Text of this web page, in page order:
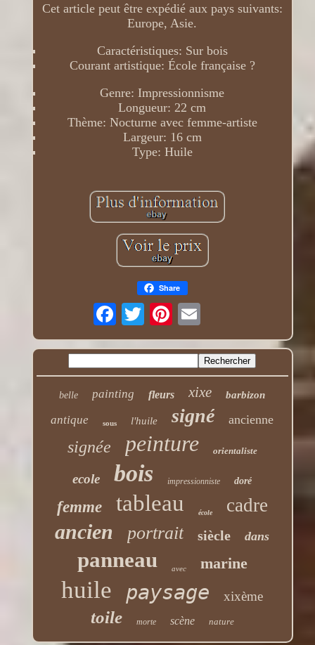
Cet article peut être expédié aux pays suivants:
Europe, Asie.
Caractéristiques: Sur bois
Courant artistique: École française ?
Genre: Impressionnisme
Longueur: 22 cm
Thème: Nocturne avec femme-artiste
Largeur: 16 cm
Type: Huile
Share
belle painting fleurs xixe barbizon
antique sous l'huile signé ancienne
signée peinture orientaliste
ecole bois impressionniste doré
femme tableau école cadre
ancien portrait siècle dans
panneau avec marine
huile paysage xixème
toile morte scène nature